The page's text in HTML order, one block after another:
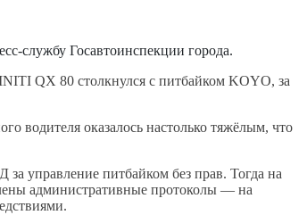
службу Госавтоинспекции города.
QX 80 столкнулся с питбайком KOYO, за
водителя оказалось настолько тяжёлым, что
управление питбайком без прав. Тогда на
административные протоколы — на